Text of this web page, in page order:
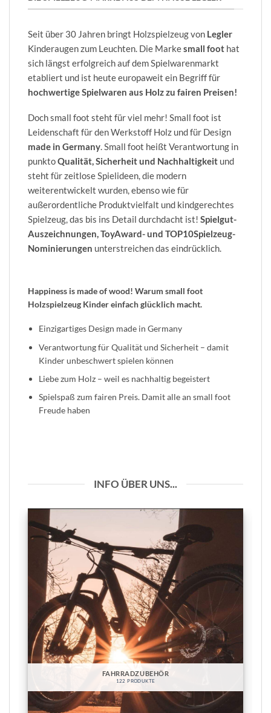
Seit über 30 Jahren bringt Holzspielzeug von Legler
Kinderaugen zum Leuchten. Die Markesmall foot hat
sich längst erfolgreich auf dem Spielwarenmarkt
etabliert und ist heute europaweit ein Begriff für
hochwertige Spielwaren aus Holz zu fairen Preisen!
Doch small foot steht für viel mehr! Small foot ist
Leidenschaft für den Werkstoff Holz und für Design
made in Germany. Small foot heißt Verantwortung in
punktoQualität, Sicherheit und Nachhaltigkeit und
steht für zeitlose Spielideen, die modern
weiterentwickelt wurden, ebenso wie für
außerordentliche Produktvielfalt und kindgerechtes
Spielzeug, das bis ins Detail durchdacht ist! Spielgut-
Auszeichnungen, ToyAward- und TOP10Spielzeug-
Nominierungen unterstreichen das eindrücklich.
Happiness is made of wood! Warum small foot
Holzspielzeug Kinder einfach glücklich macht.
Einzigartiges Design made in Germany
Verantwortung für Qualität und Sicherheit – damit
Kinder unbeschwert spielen können
Liebe zum Holz – weil es nachhaltig begeistert
Spielspaß zum fairen Preis. Damit alle an small foot
Freude haben
INFO ÜBER UNS...
FAHRRADZUBEHÖR
122 PRODUKTE